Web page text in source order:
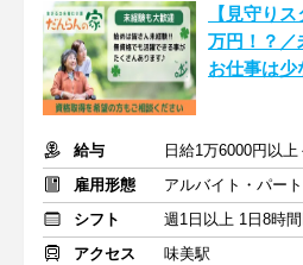
【見守り
万円！？
お仕事は
給与
日給1万6000円以
雇用形態
アルバイト・パート
シフト
週1日以上 1日8時
アクセス
味美駅